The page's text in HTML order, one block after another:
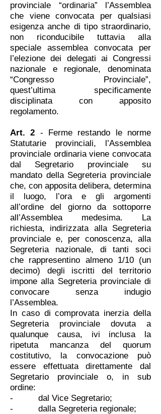
provinciale “ordinaria” l’Assemblea
che viene convocata per qualsiasi
esigenza anche di tipo straordinario,
non riconducibile tuttavia alla
speciale assemblea convocata per
l’elezione dei delegati ai Congressi
nazionale e regionale, denominata
“Congresso Provinciale”,
quest’ultima specificamente
disciplinata con apposito
regolamento.
Art. 2 - Ferme restando le norme
Statutarie provinciali, l’Assemblea
provinciale ordinaria viene convocata
dal Segretario provinciale su
mandato della Segreteria provinciale
che, con apposita delibera, determina
il luogo, l’ora e gli argomenti
all’ordine del giorno da sottoporre
all’Assemblea medesima. La
richiesta, indirizzata alla Segreteria
provinciale e, per conoscenza, alla
Segreteria nazionale, di tanti soci
che rappresentino almeno 1/10 (un
decimo) degli iscritti del territorio
impone alla Segreteria provinciale di
convocare senza indugio
l’Assemblea.
In caso di comprovata inerzia della
Segreteria provinciale dovuta a
qualunque causa, ivi inclusa la
ripetuta mancanza del quorum
costitutivo, la convocazione può
essere effettuata direttamente dal
Segretario provinciale o, in sub
ordine:
- dal Vice Segretario;
- dalla Segreteria regionale;